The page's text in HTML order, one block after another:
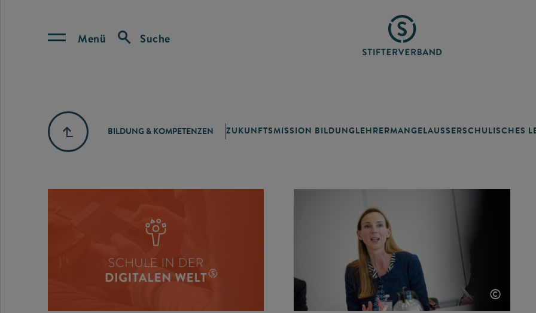
Menü Suche
BILDUNG & KOMPETENZEN ZUKUNFTSMISSION BILDUNGLEHRERMANGELAUSSERSCHULISCHES
©